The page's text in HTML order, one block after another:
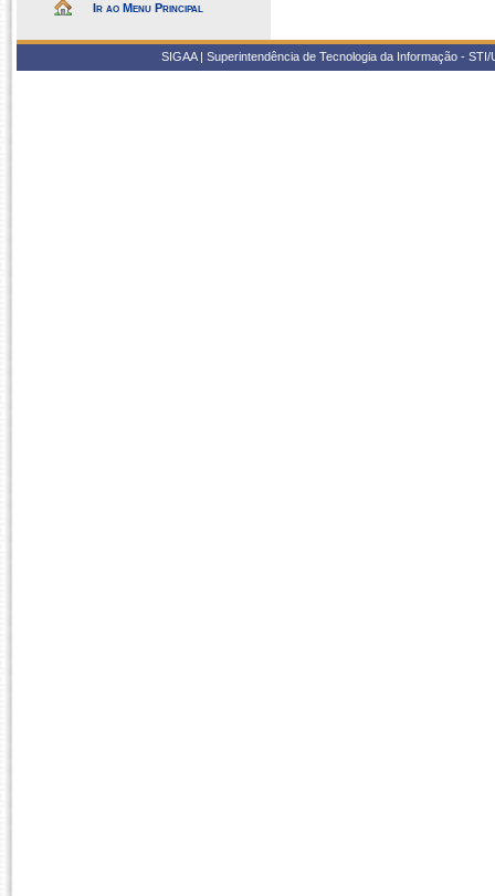
Ir ao Menu Principal
SIGAA | Superintendência de Tecnologia da Informação -